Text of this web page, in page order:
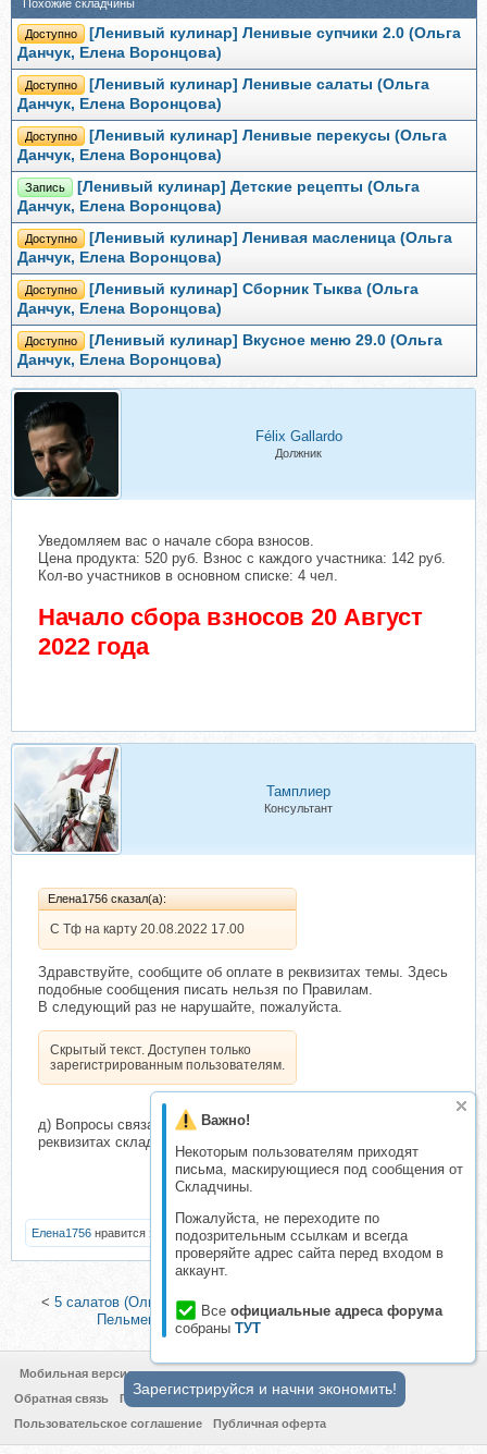
Важно!
Некоторым пользователям приходят
письма, маскирующиеся под сообщения от
Складчины.
Пожалуйста, не переходите по
подозрительным ссылкам и всегда
проверяйте адрес сайта перед входом в
аккаунт.
Все официальные адреса форума
собраны ТУТ
Похожие складчины
Доступно
[Ленивый кулинар] Ленивые супчики 2.0 (Ольга
Данчук, Елена Воронцова)
Доступно
[Ленивый кулинар] Ленивые салаты (Ольга
Данчук, Елена Воронцова)
Доступно
[Ленивый кулинар] Ленивые перекусы (Ольга
Данчук, Елена Воронцова)
Запись
[Ленивый кулинар] Детские рецепты (Ольга
Данчук, Елена Воронцова)
Доступно
[Ленивый кулинар] Ленивая масленица (Ольга
Данчук, Елена Воронцова)
Доступно
[Ленивый кулинар] Сборник Тыква (Ольга
Данчук, Елена Воронцова)
Доступно
[Ленивый кулинар] Вкусное меню 29.0 (Ольга
Данчук, Елена Воронцова)
Félix Gallardo
Должник
Уведомляем вас о начале сбора взносов.
Цена продукта: 520 руб. Взнос с каждого участника: 142 руб.
Кол-во участников в основном списке: 4 чел.
Начало сбора взносов 20 Август
2022 года
Тамплиер
Консультант
Елена1756 сказал(а):
С Тф на карту 20.08.2022 17.00
Здравствуйте, сообщите об оплате в реквизитах темы. Здесь
подобные сообщения писать нельзя по Правилам.
В следующий раз не нарушайте, пожалуйста.
Скрытый текст. Доступен только
зарегистрированным пользователям.
д) Вопросы связанные с оплатой ведутся только в
реквизитах складчины.
Елена1756 нравится это.
< 5 салатов (Ольга Богатова) | [Кулинарная школа ЗОЖигай]
Пельмени, манты и паста (Сергей Леонов)>
Мобильная версия
Обратная связь
Политика конфиденциальности
Пользовательское соглашение
Публичная оферта
Зарегистрируйся и начни экономить!